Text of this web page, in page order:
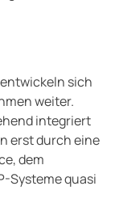
sich
weiter.
integriert
erst durch eine
dem
Systeme quasi